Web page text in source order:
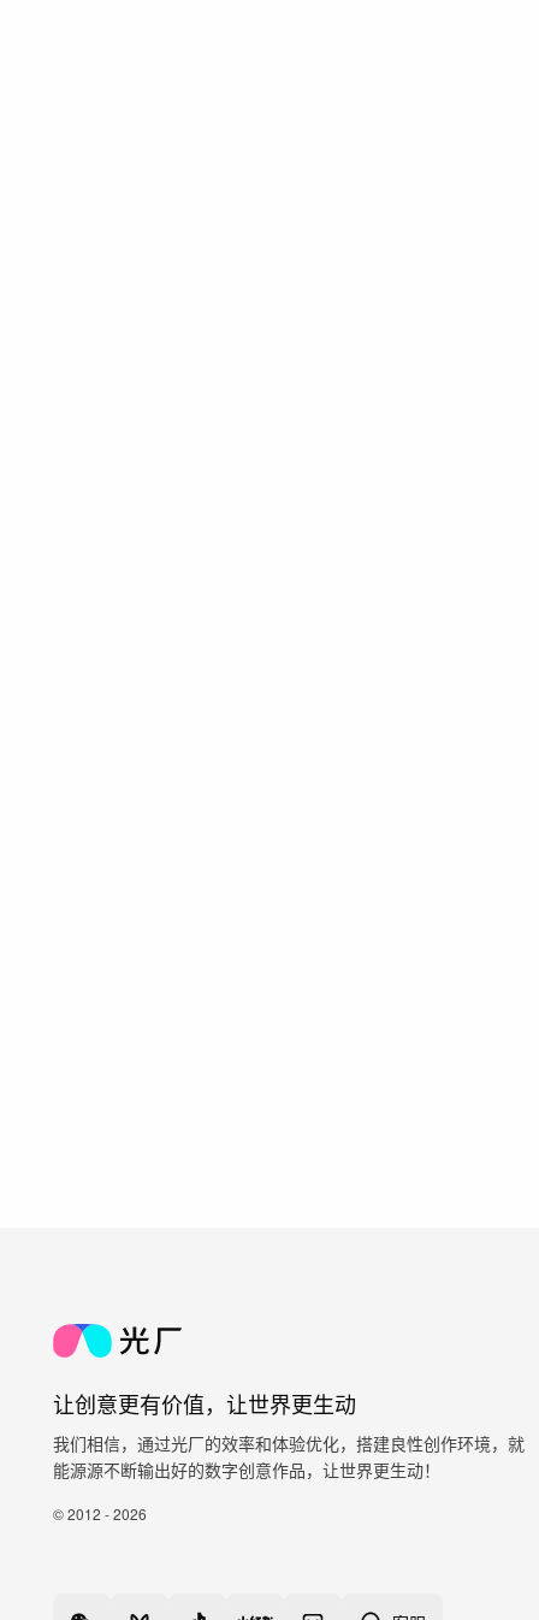
让创意更有价值，让世界更生动
我们相信，通过光厂的效率和体验优化，搭建良性创作环境，就
能源源不断输出好的数字创意作品，让世界更生动！
© 2012 - 2026